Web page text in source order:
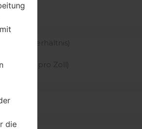
Körper Verhältnis)
der Pixel pro Zoll)
die